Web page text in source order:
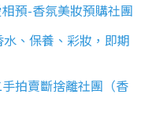
預-香氛美妝預購社團
水、保養、彩妝，即期
拍賣斷捨離社團（香